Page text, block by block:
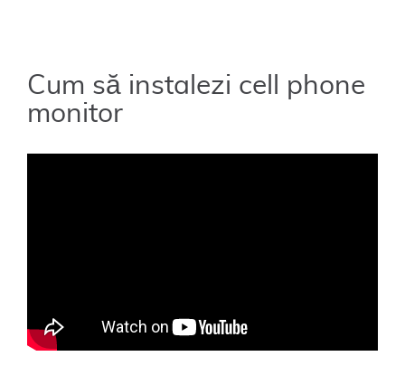
Cum să instalezi cell phone
monitor